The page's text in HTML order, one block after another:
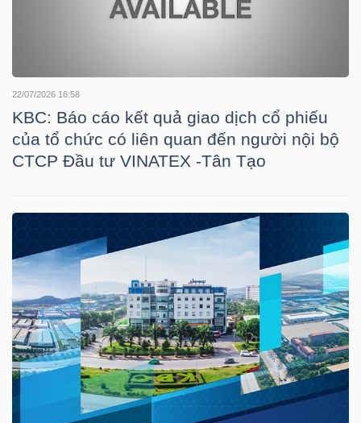
22/07/2026 16:58
KBC: Báo cáo kết quả giao dịch cổ phiếu
của tổ chức có liên quan đến người nội bộ
CTCP Đầu tư VINATEX -Tân Tạo
CHĂM
SÓC
KHỎE
TÀI
CHÍNH